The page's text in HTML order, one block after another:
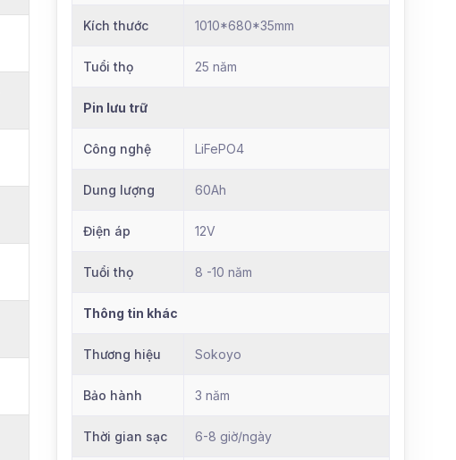
Kích thước 1010*680*35mm
Tuổi thọ 25 năm
Pin lưu trữ
Công nghệ LiFePO4
Dung lượng 60Ah
Điện áp 12V
Tuổi thọ 8 -10 năm
Thông tin khác
Thương hiệu Sokoyo
Bảo hành 3 năm
Thời gian sạc 6-8 giờ/ngày